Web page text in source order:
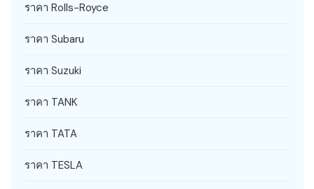
ราคา Rolls-Royce
ราคา Subaru
ราคา Suzuki
ราคา TANK
ราคา TATA
ราคา TESLA